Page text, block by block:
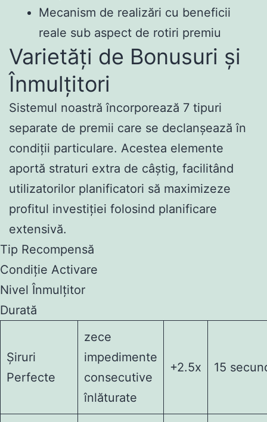
Mecanism de realizări cu beneficii
reale sub aspect de rotiri premiu
Varietăți de Bonusuri și
Înmulțitori
Sistemul noastră încorporează 7 tipuri
separate de premii care se declanșează în
condiții particulare. Acestea elemente
aportă straturi extra de câștig, facilitând
utilizatorilor planificatori să maximizeze
profitul investiției folosind planificare
extensivă.
Tip Recompensă
Condiție Activare
Nivel Înmulțitor
Durată
Șiruri
Perfecte
zece
impedimente
consecutive
înlăturate
+2.5x 15